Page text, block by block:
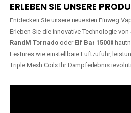
ERLEBEN SIE UNSERE
Entdecken Sie unsere neuesten Einweg
Erleben Sie die innovative Technologie von
RandM Tornado oder Elf Bar 15000
Features wie einstellbare Luftzufuhr,
Triple Mesh Coils Ihr Dampferlebnis